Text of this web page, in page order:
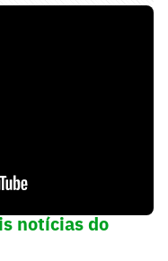
e acompanhe
notícias do